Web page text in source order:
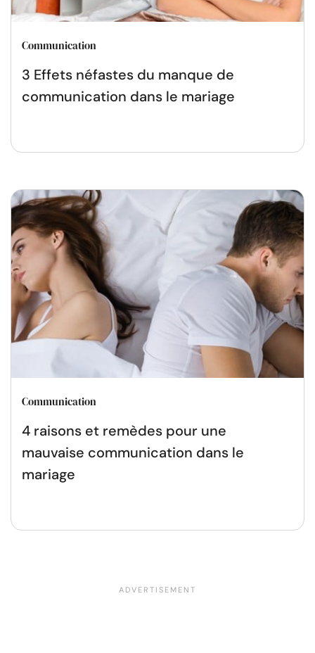
Communication
3 Effets néfastes du manque de
communication dans le mariage
Communication
4 raisons et remèdes pour une
mauvaise communication dans le
mariage